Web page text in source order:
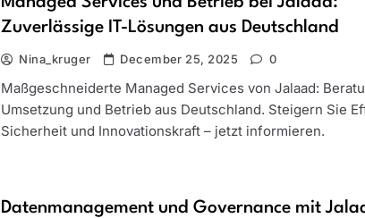
Zuverlässige IT-Lösungen aus Deutschland
Nina_kruger December 25, 2025 0
Maßgeschneiderte Managed Services von Jalaad:
Umsetzung und Betrieb aus Deutschland. Steigern Sie
Sicherheit und Innovationskraft – jetzt informieren.
Datenmanagement und Governance mit